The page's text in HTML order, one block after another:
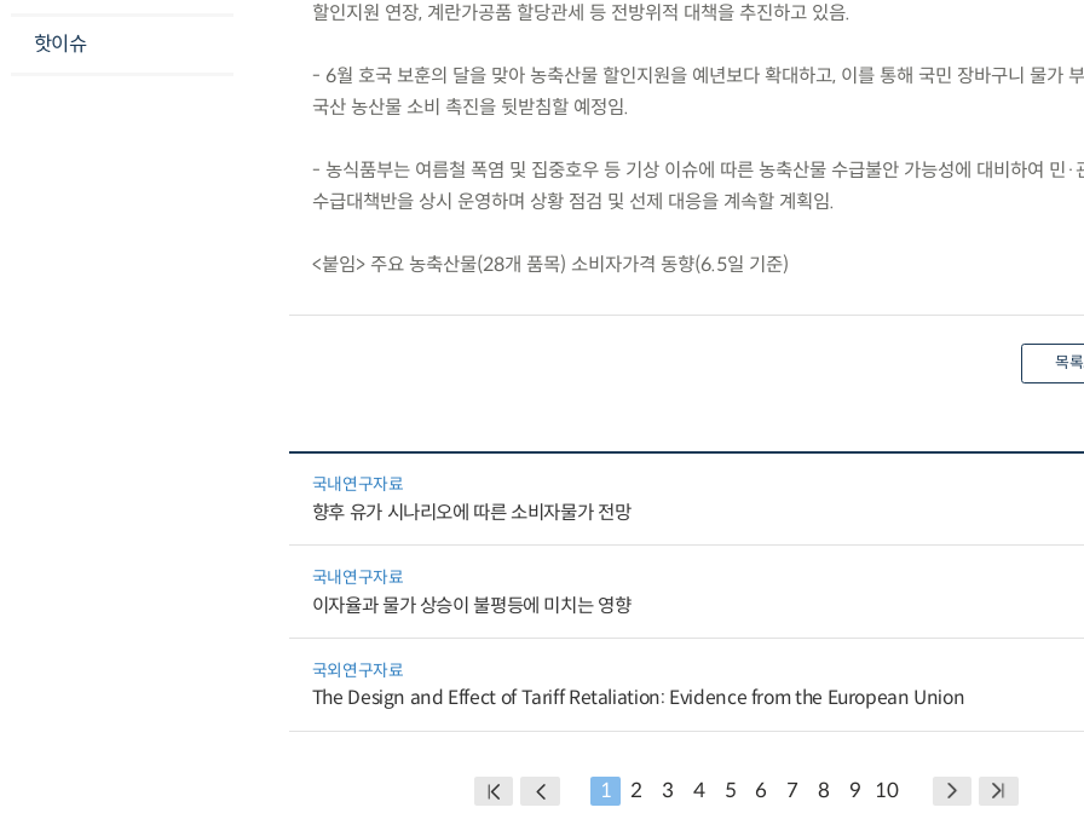
핫이슈
할인지원 연장, 계란가공품 할당관세 등 전방위적 대책을 추진하고 있음.
- 6월 호국 보훈의 달을 맞아 농축산물 할인지원을 예년보다 확대하고, 이를 통해 국민 장바구니 물가
국산 농산물 소비 촉진을 뒷받침할 예정임.
- 농식품부는 여름철 폭염 및 집중호우 등 기상 이슈에 따른 농축산물 수급불안 가능성에 대비하여 민·
수급대책반을 상시 운영하며 상황 점검 및 선제 대응을 계속할 계획임.
<붙임> 주요 농축산물(28개 품목) 소비자가격 동향(6.5일 기준)
목
국내연구자료
향후 유가 시나리오에 따른 소비자물가 전망
국내연구자료
이자율과 물가 상승이 불평등에 미치는 영향
국외연구자료
The Design and Effect of Tariff Retaliation: Evidence from the European Union
1 2 3 4 5 6 7 8 9 10